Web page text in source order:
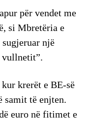
për vendet me
si Mbretëria e
një
krerët e BE-së
samit të enjten.
euro në fitimet e